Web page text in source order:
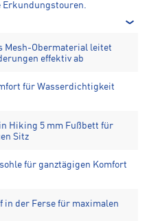
Erkundungstouren.
Mesh-Obermaterial leitet
effektiv ab
für Wasserdichtigkeit
Hiking 5 mm Fußbett für
Sitz
für ganztägigen Komfort
in der Ferse für maximalen